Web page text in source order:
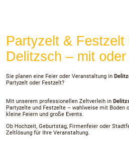
Partyzelt & Festzelt
Delitzsch – mit
Sie planen eine Feier oder Veranstaltung in
Partyzelt oder Festzelt?
Mit unserem professionellen Zeltverleih in
Partyzelte und Festzelte – wahlweise mit Boden
kleine Feiern und große Events.
Ob Hochzeit, Geburtstag, Firmenfeier oder
Zeltlösung für Ihre Veranstaltung.